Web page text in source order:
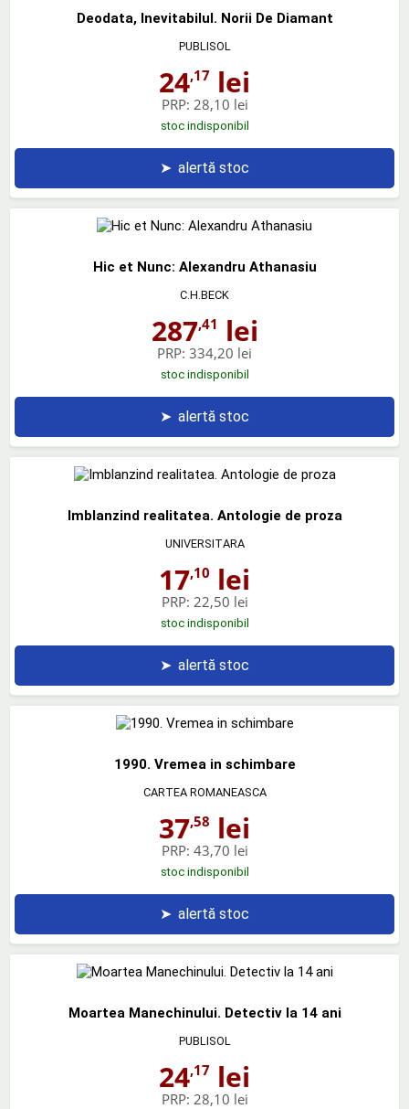
Deodata, Inevitabilul. Norii De Diamant
PUBLISOL
24,17 lei
PRP: 28,10 lei
stoc indisponibil
➤ alertă stoc
Hic et Nunc: Alexandru Athanasiu
C.H.BECK
287,41 lei
PRP: 334,20 lei
stoc indisponibil
➤ alertă stoc
Imblanzind realitatea. Antologie de proza
UNIVERSITARA
17,10 lei
PRP: 22,50 lei
stoc indisponibil
➤ alertă stoc
1990. Vremea in schimbare
CARTEA ROMANEASCA
37,58 lei
PRP: 43,70 lei
stoc indisponibil
➤ alertă stoc
Moartea Manechinului. Detectiv la 14 ani
PUBLISOL
24,17 lei
PRP: 28,10 lei